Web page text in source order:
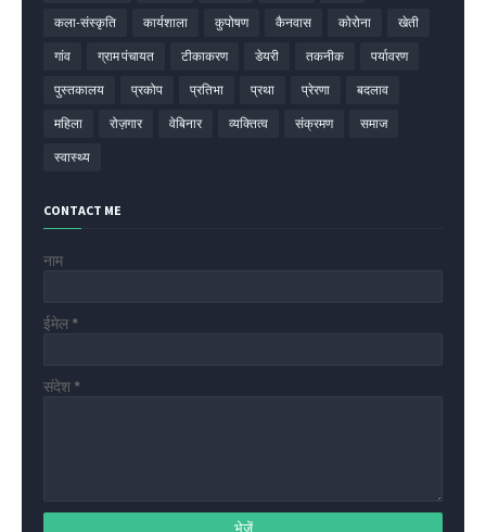
कला-संस्कृति कार्यशाला कुपोषण कैनवास कोरोना खेती
गांव ग्राम पंचायत टीकाकरण डेयरी तकनीक पर्यावरण
पुस्तकालय प्रकोप प्रतिभा प्रथा प्रेरणा बदलाव
महिला रोज़गार वेबिनार व्यक्तित्व संक्रमण समाज
स्वास्थ्य
CONTACT ME
नाम
ईमेल *
संदेश *